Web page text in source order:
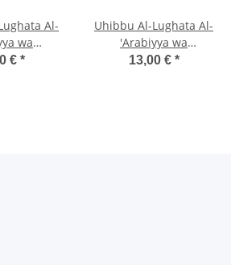
Al-
wa
7 - Tilmith
€ *
Uhibbu Al-Lughata Al-
'Arabiyya wa
Ata'allamuha 4 -
13,00 € *